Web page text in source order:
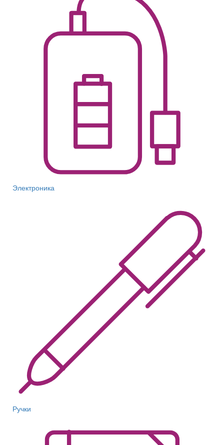
Электроника
Ручки